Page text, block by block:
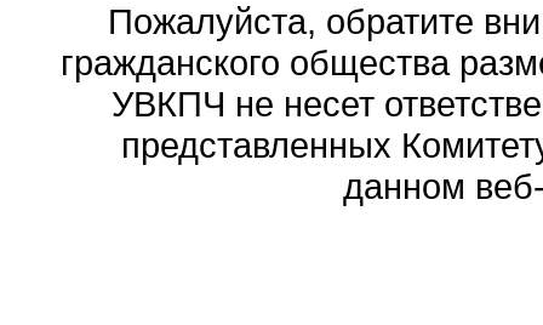
Пожалуйста, обратите
гражданского общества
УВКПЧ не несет
представленных
данном